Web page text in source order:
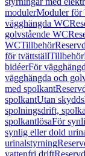
modulerModuler för
vägghängda WC
golvstående WC
WCTillbehör
för tvättställTillbehör
bidéerFör
vägghängda och
med spolkant
spolkantUtan
spolningsdrift,
spolkantlösaFör
synlig eller dold
urinalstyrning
vattenfri drift